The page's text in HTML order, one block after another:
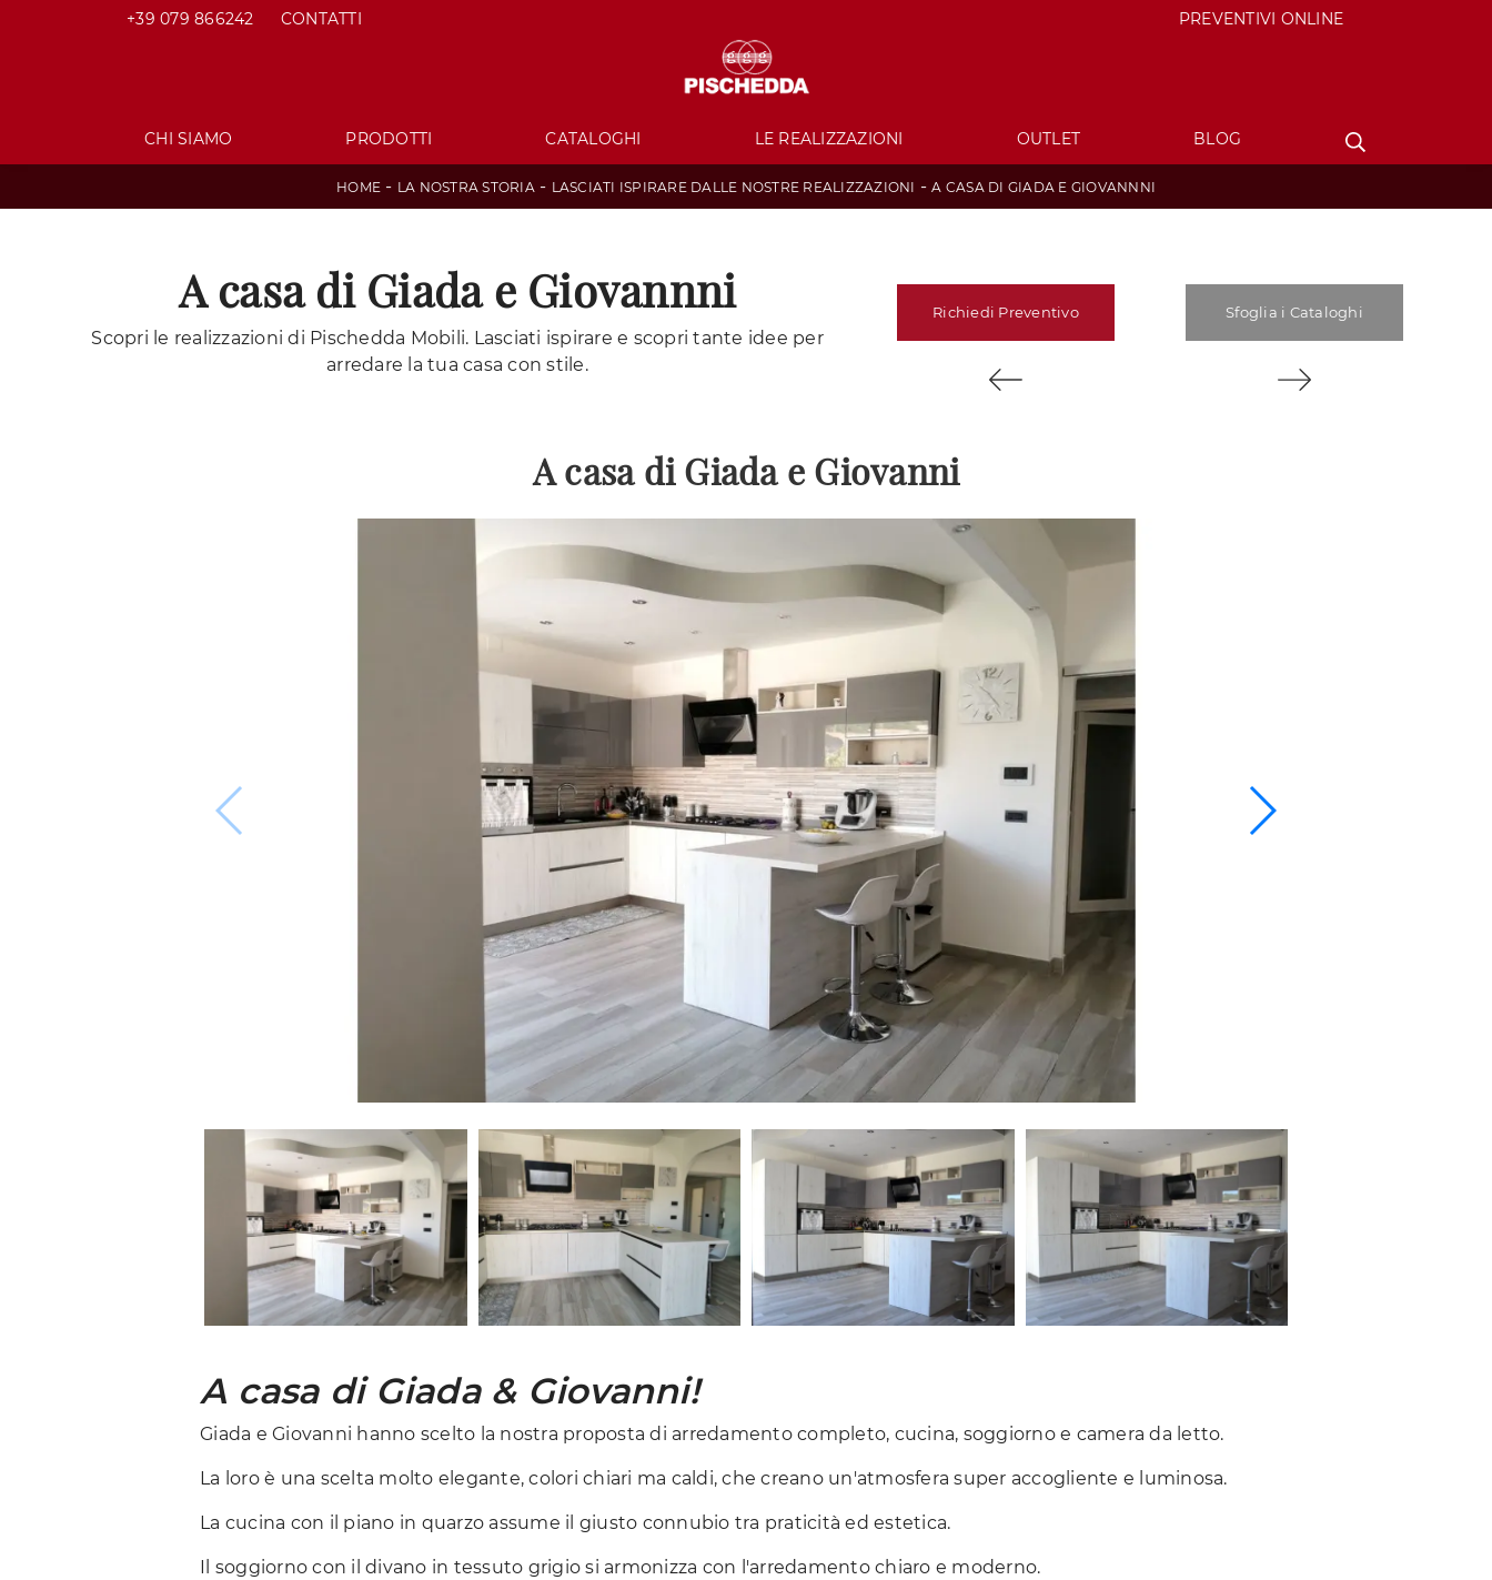
+39 079 866242 CONTATTI PREVENTIVI ONLINE
CHI SIAMO PRODOTTI CATALOGHI LE REALIZZAZIONI OUTLET BLOG
HOME - LA NOSTRA STORIA- LASCIATI ISPIRARE DALLE NOSTRE REALIZZAZIONI -A CASA DI GIADA E GIOVANNNI
A casa di Giada e Giovannni
Scopri le realizzazioni di Pischedda Mobili. Lasciati ispirare e scopri tante idee per
arredare la tua casa con stile.
Richiedi Preventivo Sfoglia i Cataloghi
A casa di Giada e Giovanni
A casa di Giada & Giovanni!
Giada e Giovanni hanno scelto la nostra proposta di arredamento completo, cucina, soggiorno e camera da letto.
La loro è una scelta molto elegante, colori chiari ma caldi, che creano un'atmosfera super accogliente e luminosa.
La cucina con il piano in quarzo assume il giusto connubio tra praticità ed estetica.
Il soggiorno con il divano in tessuto grigio si armonizza con l'arredamento chiaro e moderno.